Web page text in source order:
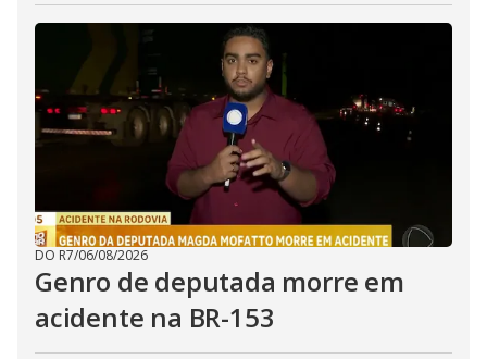
DO R7/06/08/2026
Genro de deputada morre em
acidente na BR-153